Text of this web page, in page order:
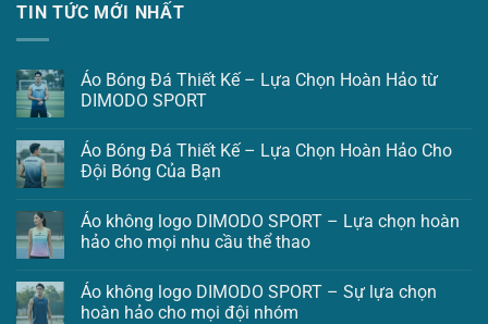
TIN TỨC MỚI NHẤT
Áo Bóng Đá Thiết Kế – Lựa Chọn Hoàn Hảo từ
DIMODO SPORT
Áo Bóng Đá Thiết Kế – Lựa Chọn Hoàn Hảo Cho
Đội Bóng Của Bạn
Áo không logo DIMODO SPORT – Lựa chọn hoàn
hảo cho mọi nhu cầu thể thao
Áo không logo DIMODO SPORT – Sự lựa chọn
hoàn hảo cho mọi đội nhóm